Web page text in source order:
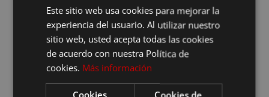
Este sitio web usa cookies para mejorar la
experiencia del usuario. Al utilizar nuestro
sitio web, usted acepta todas las cookies
de acuerdo con nuestra Política de
cookies. Más información
Cookies Cookies de